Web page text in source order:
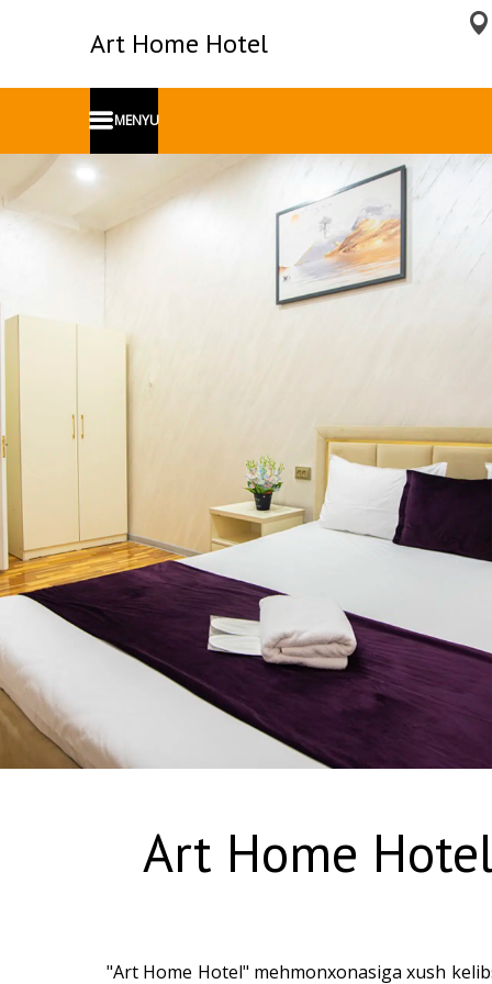
Art Home Hotel
MENYU
Art Home
"Art Home Hotel" mehmonxonasiga xush